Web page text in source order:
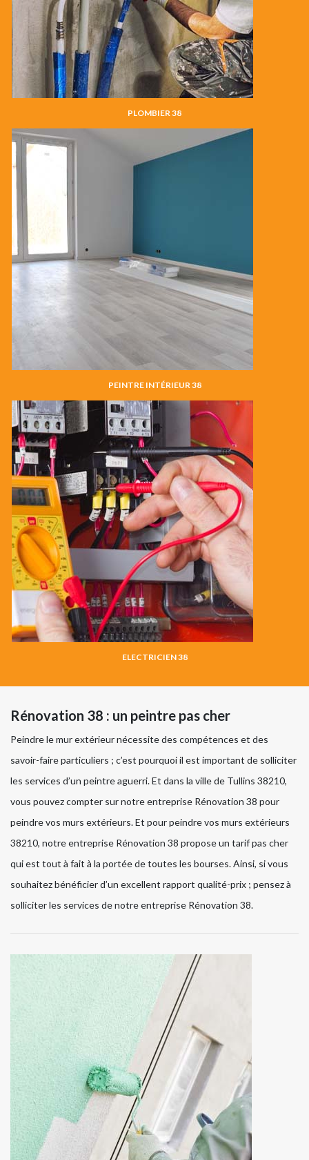
PLOMBIER 38
PEINTRE INTÉRIEUR 38
ELECTRICIEN 38
Rénovation 38 : un peintre pas cher
Peindre le mur extérieur nécessite des compétences et des
savoir-faire particuliers ; c’est pourquoi il est important de solliciter
les services d’un peintre aguerri. Et dans la ville de Tullins 38210,
vous pouvez compter sur notre entreprise Rénovation 38 pour
peindre vos murs extérieurs. Et pour peindre vos murs extérieurs
38210, notre entreprise Rénovation 38 propose un tarif pas cher
qui est tout à fait à la portée de toutes les bourses. Ainsi, si vous
souhaitez bénéficier d’un excellent rapport qualité-prix ; pensez à
solliciter les services de notre entreprise Rénovation 38.